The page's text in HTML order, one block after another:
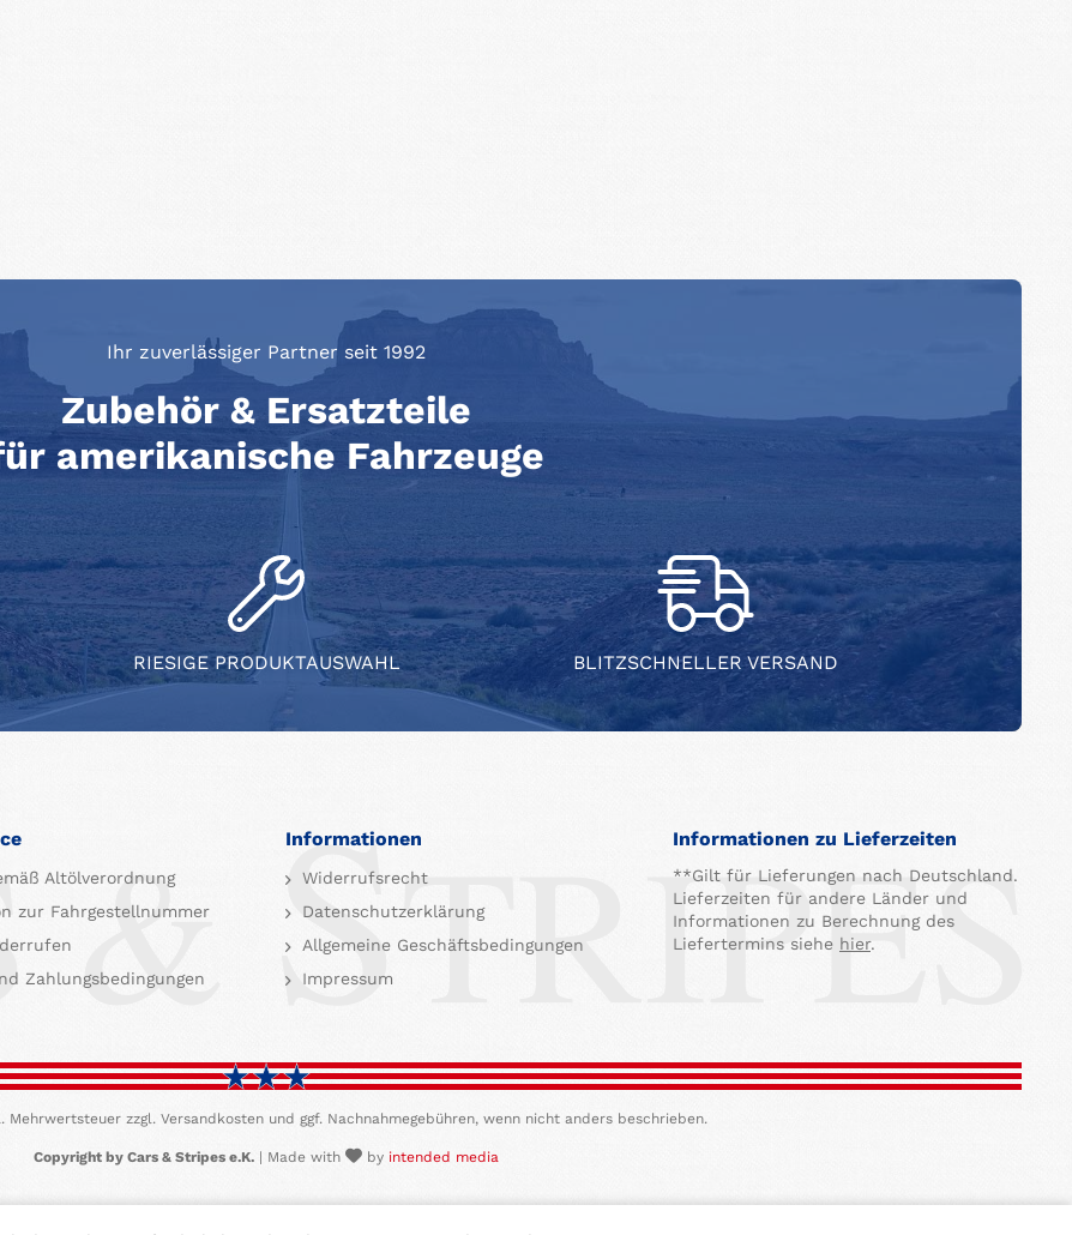
Ihr zuverlässiger Partner seit 1992
Zubehör & Ersatzteile
amerikanische Fahrzeuge
RIESIGE PRODUKTAUSWAHL BLITZSCHNELLER VERSAND
Altölverordnung
zur Fahrgestellnummer
Zahlungsbedingungen
Informationen
Widerrufsrecht
Datenschutzerklärung
Allgemeine Geschäftsbedingungen
Impressum
Informationen zu Lieferzeiten
**Gilt für Lieferungen nach Deutschland.
Lieferzeiten für andere Länder und
Informationen zu Berechnung des
Liefertermins siehe hier.
zzgl. Versandkosten und ggf. Nachnahmegebühren, wenn nicht anders beschrieben.
Copyright by Cars & Stripes e.K. | Made with by intended media